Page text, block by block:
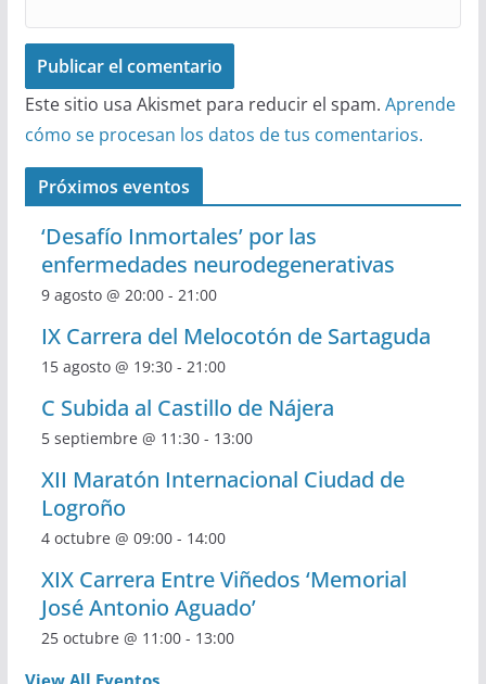
Este sitio usa Akismet para reducir el spam. Aprende
cómo se procesan los datos de tus comentarios.
Próximos eventos
‘Desafío Inmortales’ por las
enfermedades neurodegenerativas
9 agosto @ 20:00- 21:00
IX Carrera del Melocotón de Sartaguda
15 agosto @ 19:30- 21:00
C Subida al Castillo de Nájera
5 septiembre @ 11:30- 13:00
XII Maratón Internacional Ciudad de
Logroño
4 octubre @ 09:00- 14:00
XIX Carrera Entre Viñedos ‘Memorial
José Antonio Aguado’
25 octubre @ 11:00- 13:00
View All Eventos